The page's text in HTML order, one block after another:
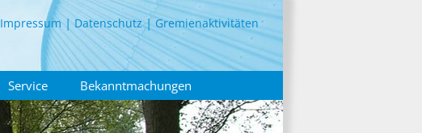
Impressum Datenschutz Gremienaktivitäten
Service Bekanntmachungen